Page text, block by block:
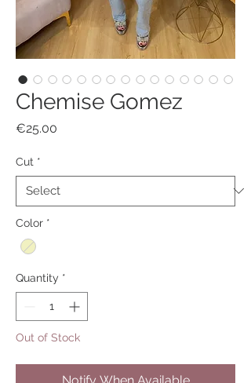
Chemise Gomez
€25.00
Cut *
Color *
Quantity *
Out of Stock